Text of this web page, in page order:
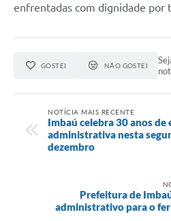
enfrentadas com dignidade por
GOSTEI NÃO GOSTEI
NOTÍCIA MAIS RECENTE
Imbaú celebra 30 anos
administrativa nesta
dezembro
Prefeitura de
administrativo para o